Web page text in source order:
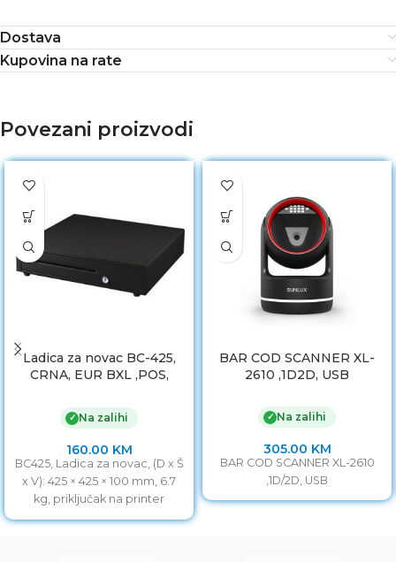
Dostava
Kupovina na rate
Povezani proizvodi
Ladica za novac BC-425,
CRNA, EUR BXL ,POS,
✓ Na zalihi
160.00 KM
BC425, Ladica za novac, (D x Š
x V): 425 × 425 × 100 mm, 6.7
kg, priključak na printer
BAR COD SCANNER XL-
2610 ,1D2D, USB
✓ Na zalihi
305.00 KM
BAR COD SCANNER XL-2610
,1D/2D, USB